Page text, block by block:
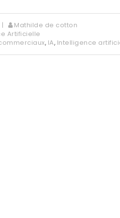
Mathilde de cotton
Artificielle
, IA, Intelligence